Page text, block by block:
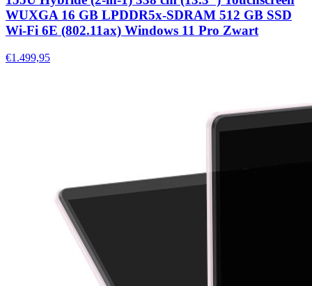
WUXGA 16 GB LPDDR5x-SDRAM 512 GB SSD
Wi-Fi 6E (802.11ax) Windows 11 Pro Zwart
€1.499,95